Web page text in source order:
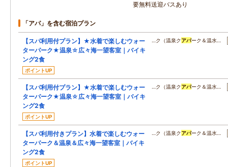
要無料送迎バスあり
「アパ」を含む宿泊プラン
【スパ利用付プラン】★水着で楽しむウォー
ターパーク★温泉☆広々海一望客室｜バイキ
ング2食
ポイントUP
…ク（温泉クアパーク＆温水…
【スパ利用付プラン】★水着で楽しむウォー
ターパーク★温泉☆広々海一望客室｜バイキ
ング2食
ポイントUP
…ク（温泉クアパーク＆温水…
【スパ利用付きプラン】水着で楽しむウォー
ターパーク＆温泉＆広々海一望客室｜バイキ
ング2食
ポイントUP
…ク（温泉クアパーク＆温水…